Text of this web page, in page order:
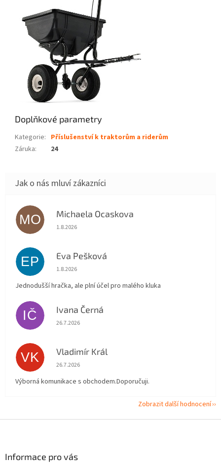
Doplňkové parametry
Kategorie: Příslušenství k traktorům a riderům
Záruka: 24
MO Michaela Ocaskova
Hodnocení obchodu je 5 z 5 hvězdiček.
1.8.2026
EP Eva Pešková
Hodnocení obchodu je 5 z 5 hvězdiček.
1.8.2026
Jednodušší hračka, ale plní účel pro malého kluka
IČ Ivana Černá
Hodnocení obchodu je 5 z 5 hvězdiček.
26.7.2026
VK Vladimír Král
Hodnocení obchodu je 5 z 5 hvězdiček.
26.7.2026
Výborná komunikace s obchodem.Doporučuji.
Zobrazit další hodnocení
Informace pro vás